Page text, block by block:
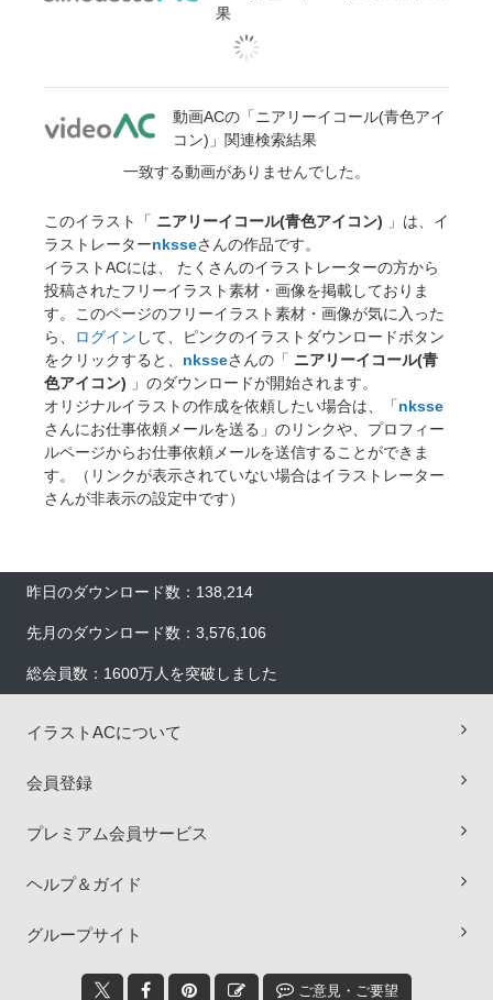
果
動画ACの「ニアリーイコール(青色アイ
コン)」関連検索結果
一致する動画がありませんでした。
このイラスト「 ニアリーイコール(青色アイコン) 」は、イ
ラストレーターnksseさんの作品です。
イラストACには、 たくさんのイラストレーターの方から
投稿されたフリーイラスト素材・画像を掲載しておりま
す。このページのフリーイラスト素材・画像が気に入った
ら、
ログイン して、ピンクのイラストダウンロードボタン
をクリックすると、 nksseさんの「 ニアリーイコール(青
色アイコン) 」のダウンロードが開始されます。
オリジナルイラストの作成を依頼したい場合は、「nksse
さんにお仕事依頼メールを送る」のリンクや、プロフィー
ルページからお仕事依頼メールを送信することができま
す。（リンクが表示されていない場合はイラストレーター
さんが非表示の設定中です）
昨日のダウンロード数：138,214
先月のダウンロード数：3,576,106
総会員数：1600万人を突破しました
イラストACについて
会員登録
プレミアム会員サービス
ヘルプ＆ガイド
グループサイト
ご意見・ご要望